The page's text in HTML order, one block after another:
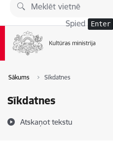
Pāriet uz lapas saturu
Spied Enter
Sākums Sīkdatnes
Sīkdatnes
Atskaņot tekstu